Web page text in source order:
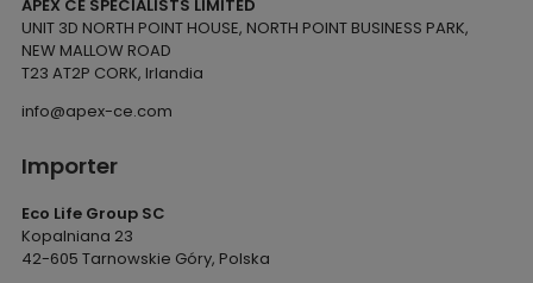
APEX CE SPECIALISTS LIMITED
UNIT 3D NORTH POINT HOUSE, NORTH POINT BUSINESS PARK,
NEW MALLOW ROAD
T23 AT2P CORK, Irlandia
info@apex-ce.com
Importer
Eco Life Group SC
Kopalniana 23
42-605 Tarnowskie Góry, Polska